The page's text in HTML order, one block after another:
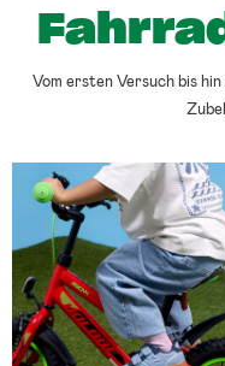
Vom ersten Versuch bis